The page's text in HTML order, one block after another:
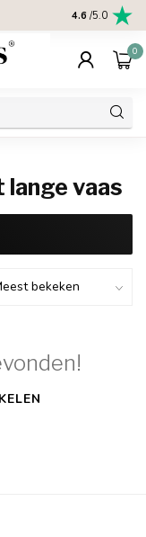
2 jaar
4.6 /5.0
0
vaas